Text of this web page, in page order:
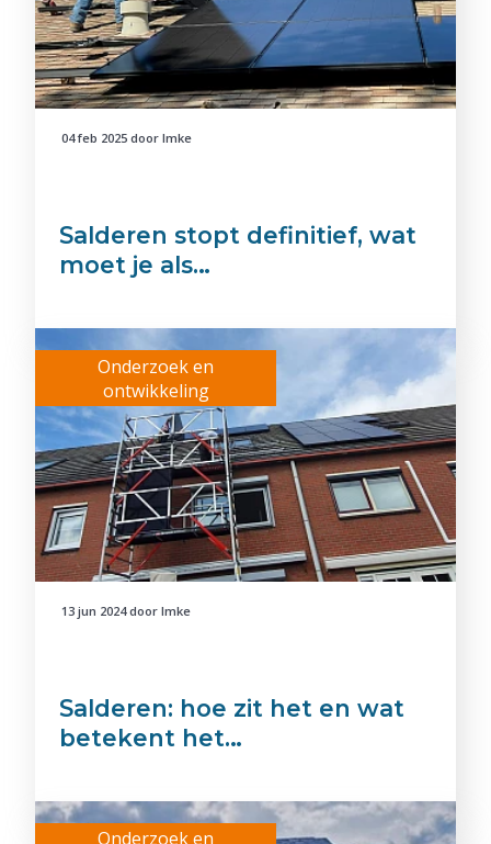
04 feb 2025 door Imke
Salderen stopt definitief, wat
moet je als…
Onderzoek en
ontwikkeling
13 jun 2024door Imke
Salderen: hoe zit het en wat
betekent het…
Onderzoek en